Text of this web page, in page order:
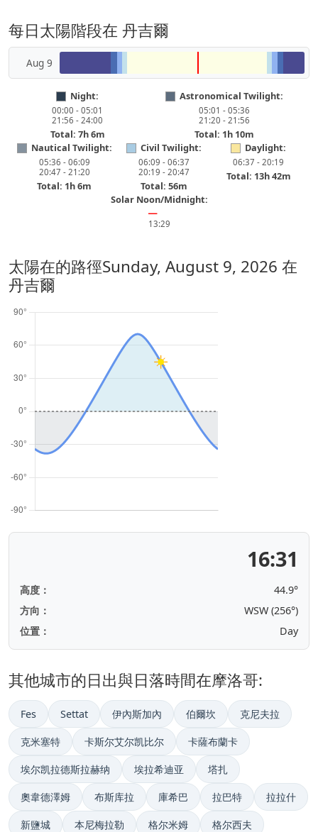
每日太陽階段在 丹吉爾
Aug 9
Night:
00:00 - 05:01
21:56 - 24:00
Total: 7h 6m
Astronomical Twilight:
05:01 - 05:36
21:20 - 21:56
Total: 1h 10m
Nautical Twilight:
05:36 - 06:09
20:47 - 21:20
Total: 1h 6m
Civil Twilight:
06:09 - 06:37
20:19 - 20:47
Total: 56m
Daylight:
06:37 - 20:19
Total: 13h 42m
Solar Noon/Midnight:
━
13:29
太陽在的路徑Sunday, August 9, 2026 在
丹吉爾
16:31
高度：
44.9°
方向：
WSW (256°)
位置：
Day
其他城市的日出與日落時間在摩洛哥:
Fes Settat 伊內斯加內 伯爾坎 克尼夫拉
克米塞特 卡斯尔艾尔凯比尔 卡薩布蘭卡
埃尔凯拉德斯拉赫纳 埃拉希迪亚 塔扎
奧韋德澤姆 布斯库拉 庫希巴 拉巴特 拉拉什
新鹽城 本尼梅拉勒 格尔米姆 格尔西夫